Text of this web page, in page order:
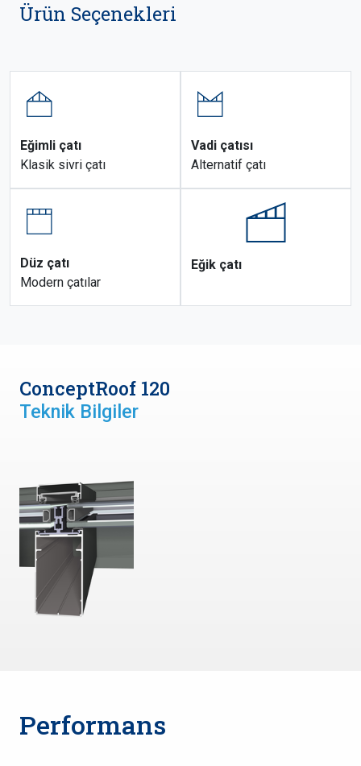
Ürün Seçenekleri
Eğimli çatı
Klasik sivri çatı
Vadi çatısı
Alternatif çatı
Düz çatı
Modern çatılar
Eğik çatı
ConceptRoof 120
Teknik Bilgiler
Performans